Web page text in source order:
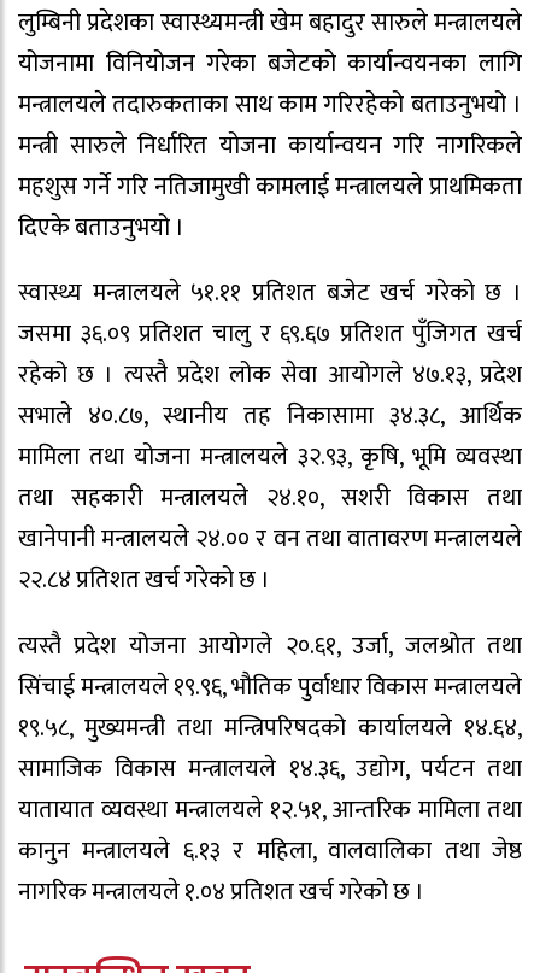
लुम्बिनी प्रदेशका स्वास्थ्यमन्त्री खेम बहादुर सारुले मन्त्रालयले
योजनामा विनियोजन गरेका बजेटको कार्यान्वयनका लागि
मन्त्रालयले तदारुकताका साथ काम गरिरहेको बताउनुभयो ।
मन्त्री सारुले निर्धारित योजना कार्यान्वयन गरि नागरिकले
महशुस गर्ने गरि नतिजामुखी कामलाई मन्त्रालयले प्राथमिकता
दिएके बताउनुभयो ।
स्वास्थ्य मन्त्रालयले ५१.११ प्रतिशत बजेट खर्च गरेको छ ।
जसमा ३६.०९ प्रतिशत चालु र ६९.६७ प्रतिशत पुँजिगत खर्च
रहेको छ । त्यस्तै प्रदेश लोक सेवा आयोगले ४७.१३, प्रदेश
सभाले ४०.८७, स्थानीय तह निकासामा ३४.३८, आर्थिक
मामिला तथा योजना मन्त्रालयले ३२.९३, कृषि, भूमि व्यवस्था
तथा सहकारी मन्त्रालयले २४.१०, सशरी विकास तथा
खानेपानी मन्त्रालयले २४.०० र वन तथा वातावरण मन्त्रालयले
२२.८४ प्रतिशत खर्च गरेको छ ।
त्यस्तै प्रदेश योजना आयोगले २०.६१, उर्जा, जलश्रोत तथा
सिंचाई मन्त्रालयले १९.९६, भौतिक पुर्वाधार विकास मन्त्रालयले
१९.५८, मुख्यमन्त्री तथा मन्त्रिपरिषदको कार्यालयले १४.६४,
सामाजिक विकास मन्त्रालयले १४.३६, उद्योग, पर्यटन तथा
यातायात व्यवस्था मन्त्रालयले १२.५१, आन्तरिक मामिला तथा
कानुन मन्त्रालयले ६.१३ र महिला, वालवालिका तथा जेष्ठ
नागरिक मन्त्रालयले १.०४ प्रतिशत खर्च गरेको छ ।